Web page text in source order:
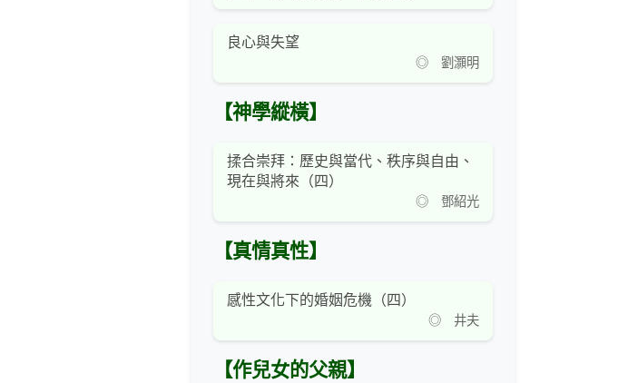
良心與失望
◎ 劉灝明
【神學縱橫】
揉合崇拜：歷史與當代、秩序與自由、
現在與將來（四）
◎ 鄧紹光
【真情真性】
感性文化下的婚姻危機（四）
◎ 井夫
【作兒女的父親】